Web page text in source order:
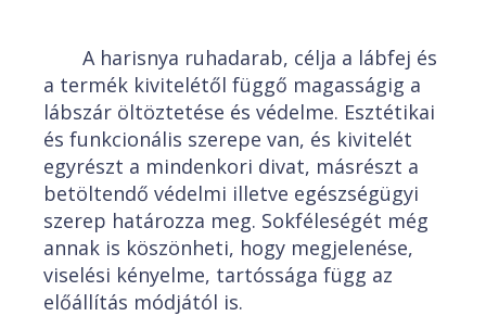
A harisnya ruhadarab, célja a lábfej és
a termék kivitelétől függő magasságig a
lábszár öltöztetése és védelme. Esztétikai
és funkcionális szerepe van, és kivitelét
egyrészt a mindenkori divat, másrészt a
betöltendő védelmi illetve egészségügyi
szerep határozza meg. Sokféleségét még
annak is köszönheti, hogy megjelenése,
viselési kényelme, tartóssága függ az
előállítás módjától is.